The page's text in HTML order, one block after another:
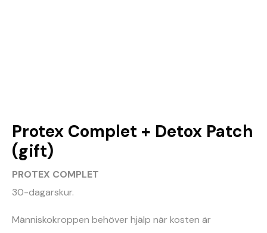
Protex Complet + Detox Patch
(gift)
PROTEX COMPLET
30-dagarskur.
Människokroppen behöver hjälp när kosten är